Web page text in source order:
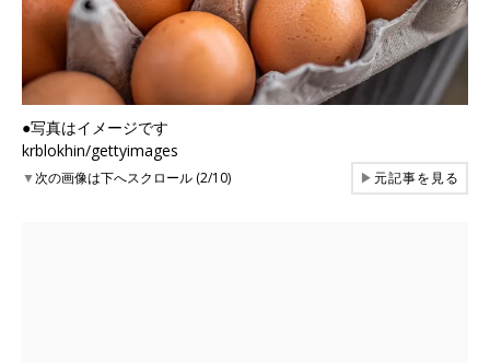
●写真はイメージです
krblokhin/gettyimages
▼次の画像は下へスクロール (2/10) ▶元記事を見る